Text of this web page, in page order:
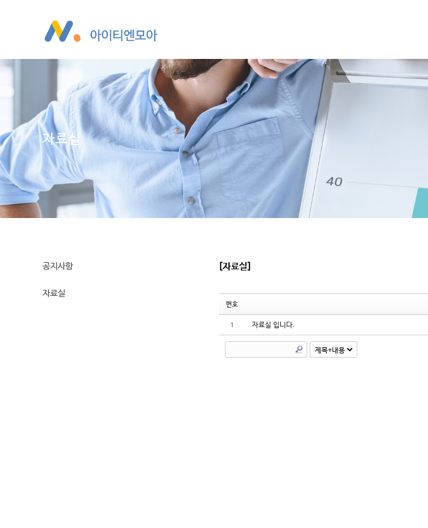
자료실
공지사항
자료실
[자료실]
번호
1 자료실 입니다.